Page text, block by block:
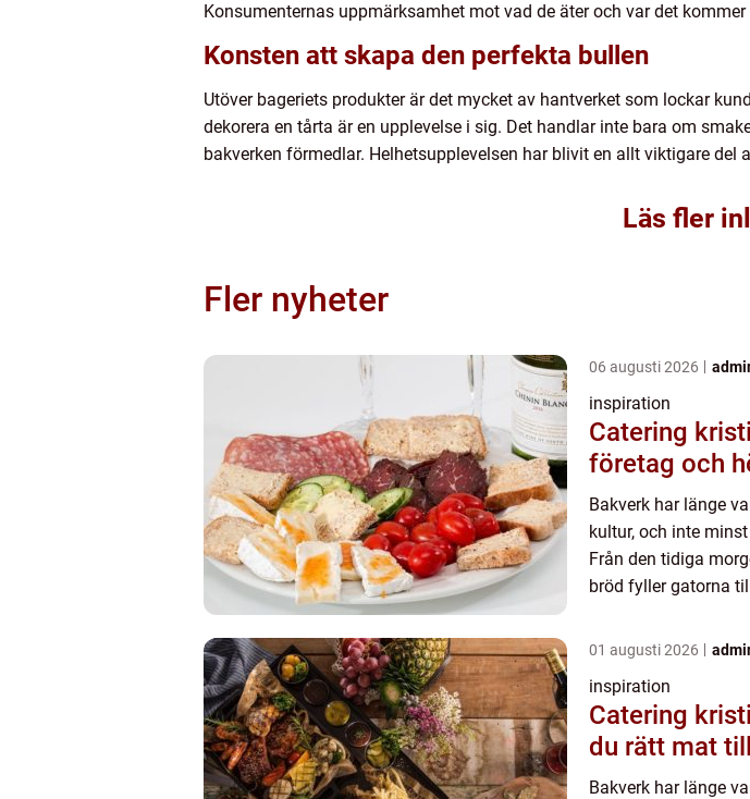
Konsumenternas uppmärksamhet mot vad de äter och var det
Konsten att skapa den perfekta bullen
Utöver bageriets produkter är det mycket av hantverket som lockar
dekorera en tårta är en upplevelse i sig. Det handlar inte bara om
bakverken förmedlar. Helhetsupplevelsen har blivit en allt viktigare del
Läs fler
Fler nyheter
06 augusti 2026
inspiration
Catering
företag och
Bakverk har länge
kultur, och inte
Från den tidiga
bröd fyller gatorna
01 augusti 2026
inspiration
Catering
du rätt mat
Bakverk har länge